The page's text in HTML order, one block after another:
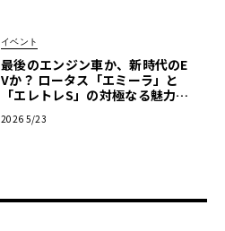
イベント
最後のエンジン車か、新時代のE
Vか？ ロータス「エミーラ」と
「エレトレS」の対極なる魅力を
ーズミート2026横浜】
2026 5/23